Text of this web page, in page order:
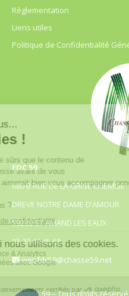
Règlementation
Liens utiles
Politique de Confidentialité
FDC 59
680 B RUE DE LA GRISE CHEMISE
DREVE NOTRE DAME D’AMOUR
59230 ST AMAND LES EAUX
03.20.41.45.63
webfdc59@chasse59.net
© FDC 59 – Tous droits